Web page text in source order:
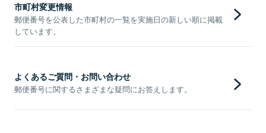
市町村変更情報
郵便番号を公表した市町村の一覧を実施日の新しい順に掲載
しています。
よくあるご質問・お問い合わせ
郵便番号に関するさまざまな疑問にお答えします。